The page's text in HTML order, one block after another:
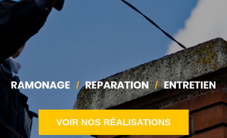
VOIR NOS RÉALISATIONS